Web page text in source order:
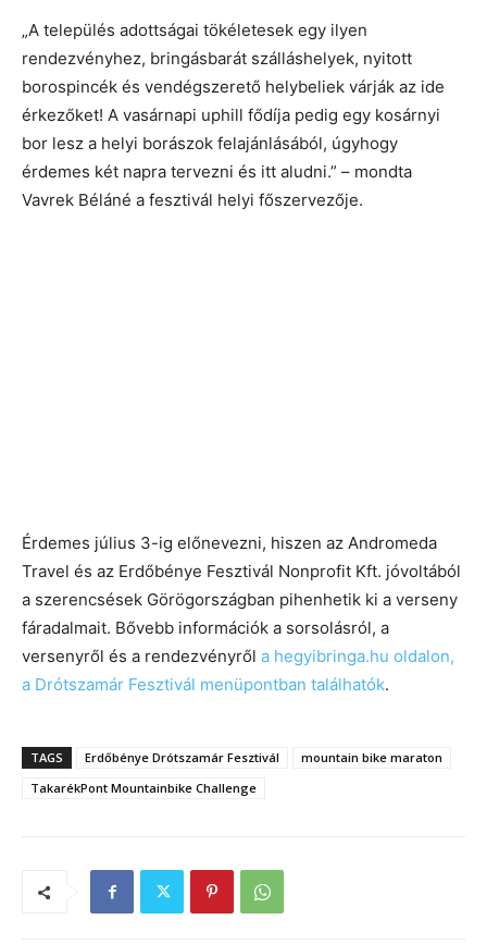
„A település adottságai tökéletesek egy ilyen
rendezvényhez, bringásbarát szálláshelyek, nyitott
borospincék és vendégszerető helybeliek várják az ide
érkezőket! A vasárnapi uphill fődíja pedig egy kosárnyi
bor lesz a helyi borászok felajánlásából, úgyhogy
érdemes két napra tervezni és itt aludni.” – mondta
Vavrek Béláné a fesztivál helyi főszervezője.
Érdemes július 3-ig előnevezni, hiszen az Andromeda
Travel és az Erdőbénye Fesztivál Nonprofit Kft. jóvoltából
a szerencsések Görögországban pihenhetik ki a verseny
fáradalmait. Bővebb információk a sorsolásról, a
versenyről és a rendezvényről a hegyibringa.hu oldalon,
a Drótszamár Fesztivál menüpontban találhatók.
TAGS Erdőbénye Drótszamár Fesztivál
mountain bike maraton
TakarékPont Mountainbike Challenge